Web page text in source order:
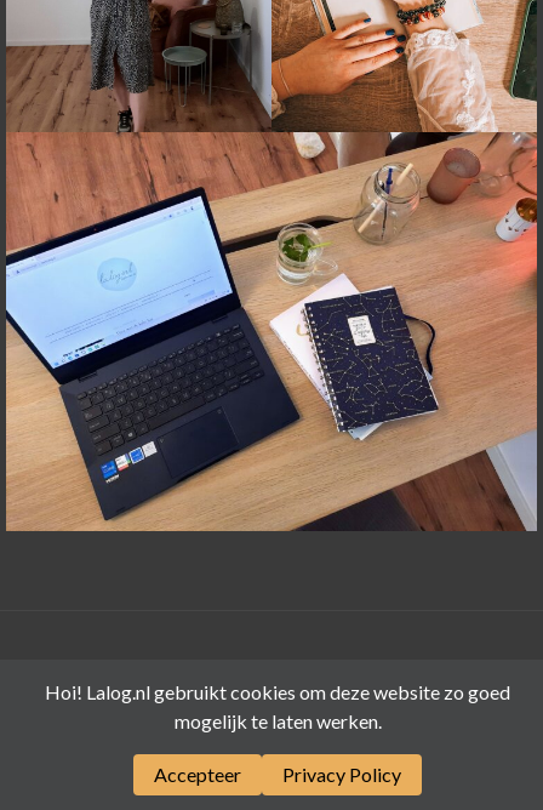
Hoi! Lalog.nl gebruikt cookies om deze website zo goed
mogelijk te laten werken.
Accepteer Privacy Policy